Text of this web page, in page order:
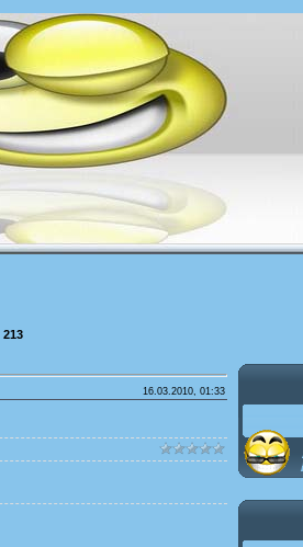
213
16.03.2010, 01:33